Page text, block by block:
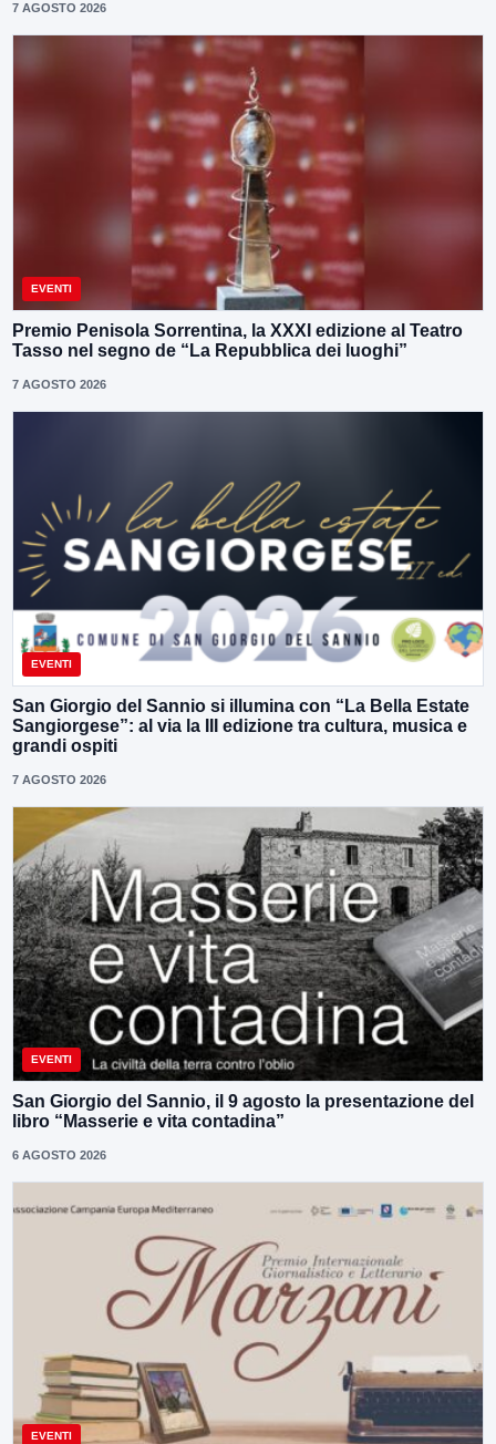
7 AGOSTO 2026
EVENTI
Premio Penisola Sorrentina, la XXXI edizione al Teatro
Tasso nel segno de “La Repubblica dei luoghi”
7 AGOSTO 2026
EVENTI
San Giorgio del Sannio si illumina con “La Bella Estate
Sangiorgese”: al via la III edizione tra cultura, musica e
grandi ospiti
7 AGOSTO 2026
EVENTI
San Giorgio del Sannio, il 9 agosto la presentazione del
libro “Masserie e vita contadina”
6 AGOSTO 2026
EVENTI